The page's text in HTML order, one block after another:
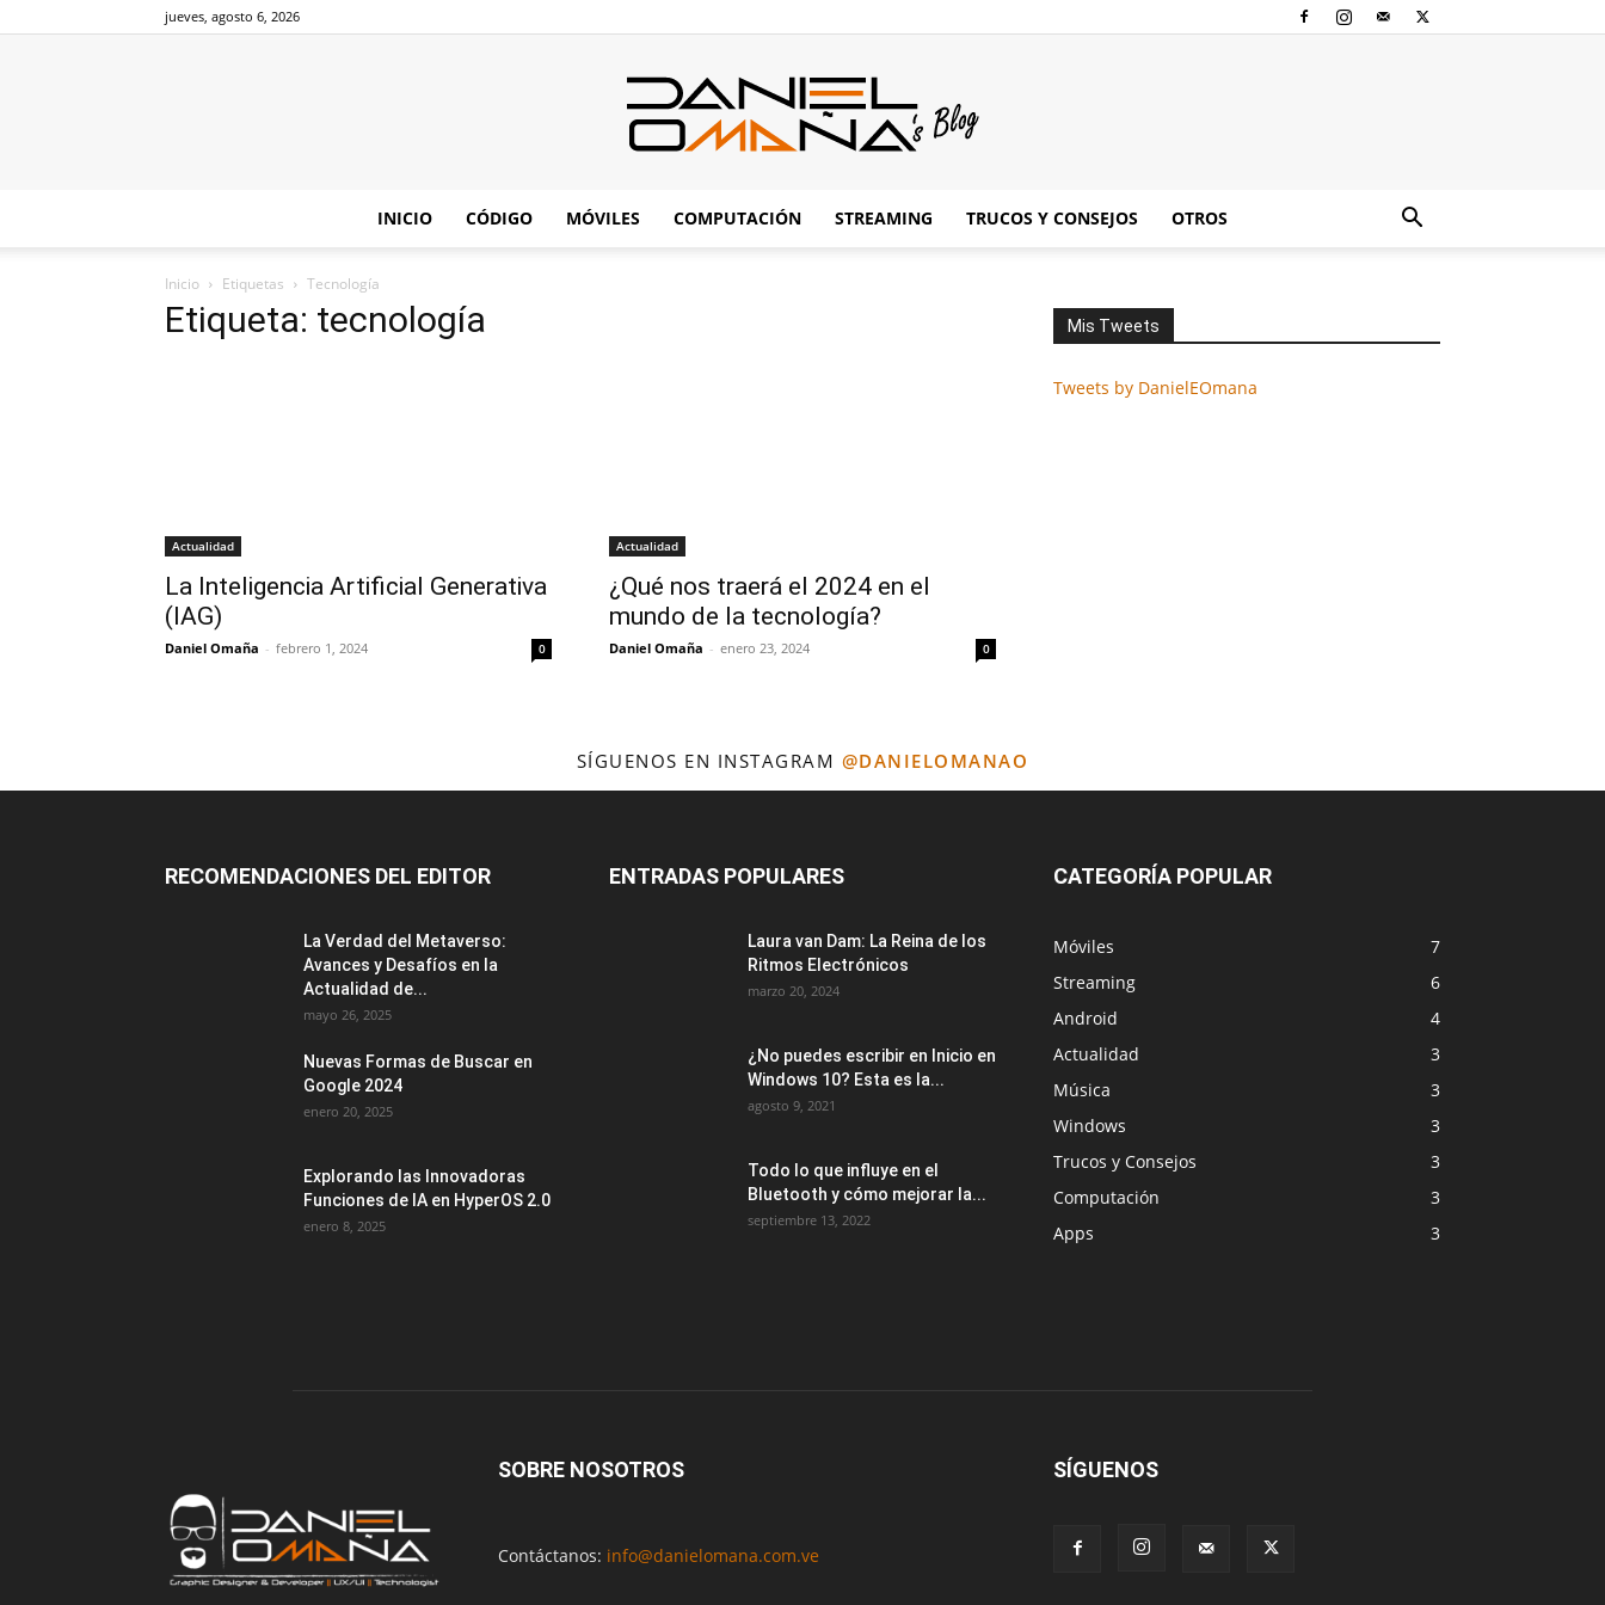
jueves, agosto 6, 2026
Daniel
INICIO CÓDIGO MÓVILES COMPUTACIÓN STREAMING TRUCOS Y CONSEJOS OTROS
Inicio Etiquetas Tecnología
Etiqueta: tecnología
Actualidad
La Inteligencia Artificial Generativa
(IAG)
Daniel Omaña - febrero 1, 2024 0
Actualidad
¿Qué nos traerá el 2024 en el
mundo de la tecnología?
Daniel Omaña - enero 23, 2024 0
Mis Tweets
Tweets by DanielEOmana
SÍGUENOS EN INSTAGRAM @DANIELOMANAO
RECOMENDACIONES DEL EDITOR
La Verdad del Metaverso:
Avances y Desafíos en la
Actualidad de...
mayo 26, 2025
Nuevas Formas de Buscar en
Google 2024
enero 20, 2025
Explorando las Innovadoras
Funciones de IA en HyperOS 2.0
enero 8, 2025
ENTRADAS POPULARES
Laura van Dam: La Reina de los
Ritmos Electrónicos
marzo 20, 2024
¿No puedes escribir en Inicio en
Windows 10? Esta es la...
agosto 9, 2021
Todo lo que influye en el
Bluetooth y cómo mejorar la...
septiembre 13, 2022
CATEGORÍA POPULAR
Móviles
7
Streaming
6
Android
4
Actualidad
3
Música
3
Windows
3
Trucos y Consejos
3
Computación
3
Apps
3
SOBRE NOSOTROS
Contáctanos: info@danielomana.com.ve
SÍGUENOS